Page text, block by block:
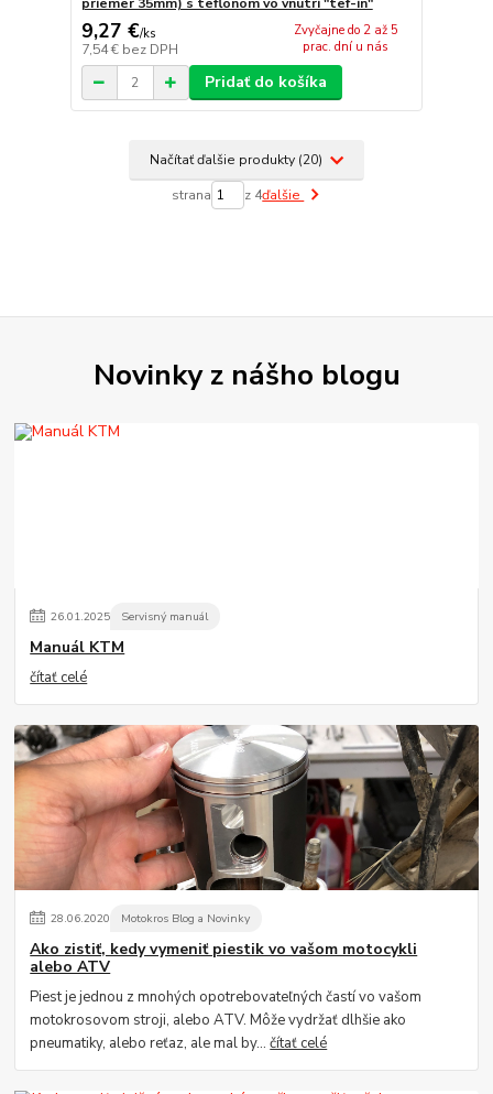
9,27 €/ks
7,54 € bez DPH
Zvyčajne do 2 až 5
prac. dní u nás
Pridať do košíka
Načítať ďalšie produkty (20)
strana z 4ďalšie
Novinky z nášho blogu
26.01.2025 Servisný manuál
Manuál KTM
čítať celé
28.06.2020 Motokros Blog a Novinky
Ako zistiť, kedy vymeniť piestik vo vašom motocykli
alebo ATV
Piest je jednou z mnohých opotrebovateľných častí vo vašom
motokrosovom stroji, alebo ATV. Môže vydržať dlhšie ako
pneumatiky, alebo reťaz, ale mal by...čítať celé